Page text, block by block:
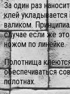
За один раз
клей
валиком.
случае если же
ножом по линейке.
Полотнища
обеспечиваться
полотнах.